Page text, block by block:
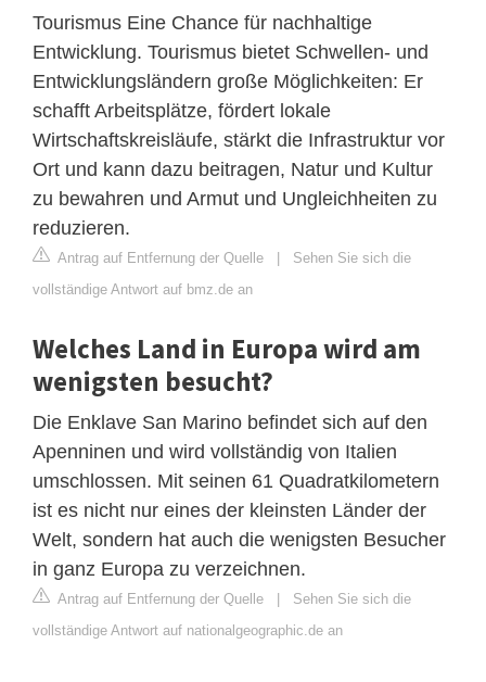
Tourismus Eine Chance für nachhaltige
Entwicklung. Tourismus bietet Schwellen- und
Entwicklungsländern große Möglichkeiten: Er
schafft Arbeitsplätze, fördert lokale
Wirtschaftskreisläufe, stärkt die Infrastruktur vor
Ort und kann dazu beitragen, Natur und Kultur
zu bewahren und Armut und Ungleichheiten zu
reduzieren.
Antrag auf Entfernung der Quelle | Sehen Sie sich die
vollständige Antwort auf bmz.de an
Welches Land in Europa wird am
wenigsten besucht?
Die Enklave San Marino befindet sich auf den
Apenninen und wird vollständig von Italien
umschlossen. Mit seinen 61 Quadratkilometern
ist es nicht nur eines der kleinsten Länder der
Welt, sondern hat auch die wenigsten Besucher
in ganz Europa zu verzeichnen.
Antrag auf Entfernung der Quelle | Sehen Sie sich die
vollständige Antwort auf nationalgeographic.de an